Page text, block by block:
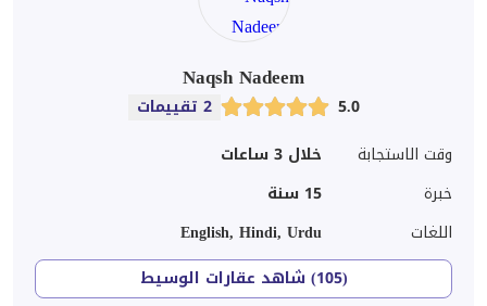
Naqsh Nadeem
5.0
2 تقييمات
وقت الاستجابة
خلال 3 ساعات
خبرة
15 سنة
اللغات
English, Hindi, Urdu
(105) شاهد عقارات الوسيط